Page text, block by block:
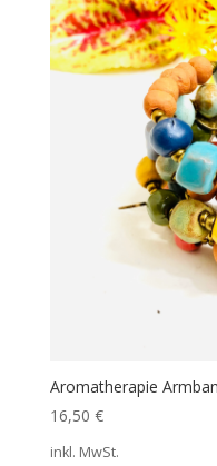
Aromatherapie
16,50 €
inkl. MwSt.